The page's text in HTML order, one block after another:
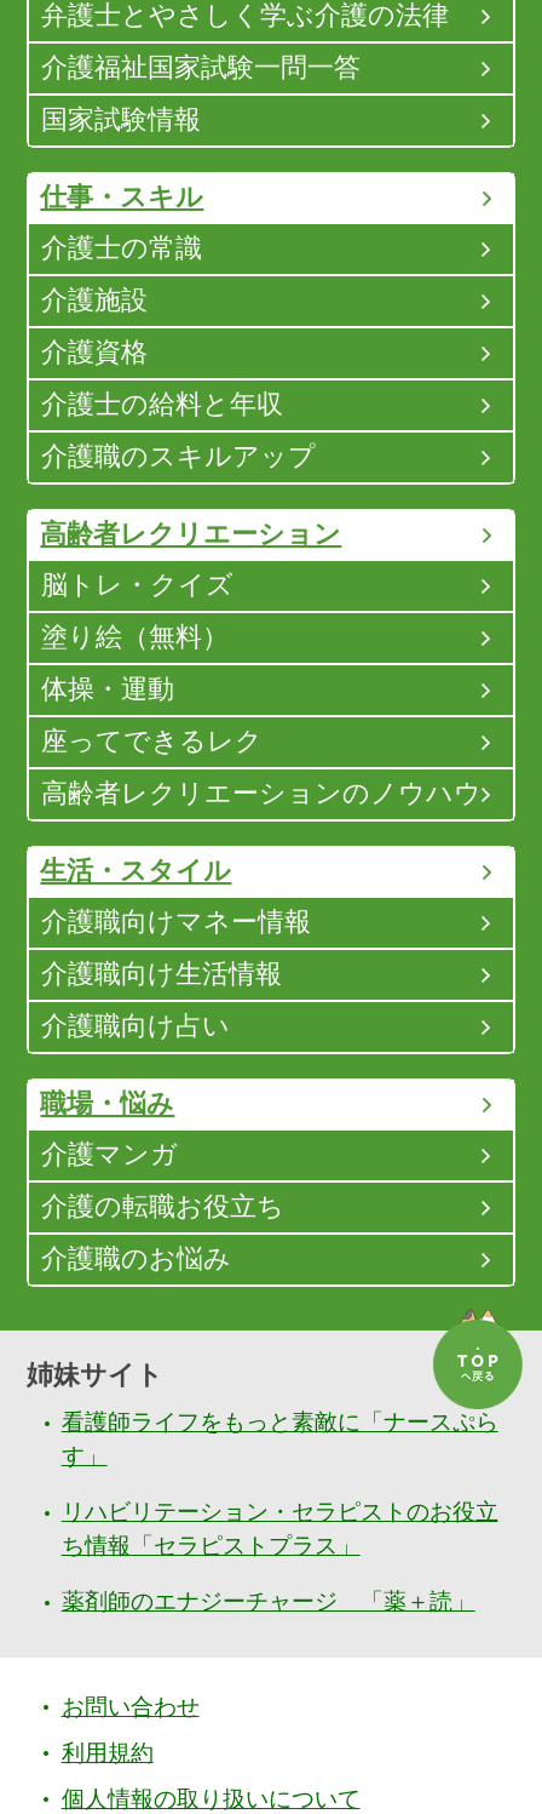
弁護士とやさしく学ぶ介護の法律
介護福祉国家試験一問一答
国家試験情報
仕事・スキル
介護士の常識
介護施設
介護資格
介護士の給料と年収
介護職のスキルアップ
高齢者レクリエーション
脳トレ・クイズ
塗り絵（無料）
体操・運動
座ってできるレク
高齢者レクリエーションのノウハウ
生活・スタイル
介護職向けマネー情報
介護職向け生活情報
介護職向け占い
職場・悩み
介護マンガ
介護の転職お役立ち
介護職のお悩み
姉妹サイト
看護師ライフをもっと素敵に「ナースぷら
す」
リハビリテーション・セラピストのお役立
ち情報「セラピストプラス」
薬剤師のエナジーチャージ 「薬＋読」
お問い合わせ
利用規約
個人情報の取り扱いについて